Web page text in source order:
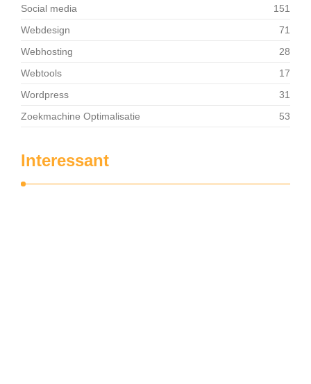
Social media
151
Webdesign
71
Webhosting
28
Webtools
17
Wordpress
31
Zoekmachine Optimalisatie
53
Interessant